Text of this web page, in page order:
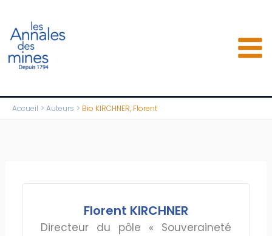
contenu
Accueil Auteurs Bio KIRCHNER, Florent
Florent KIRCHNER
Directeur du pôle « Souveraineté